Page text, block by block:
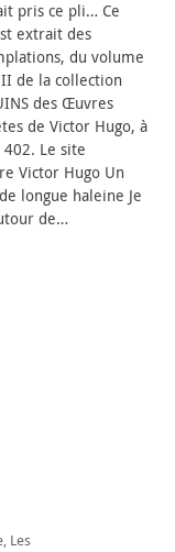
pris ce pli… Ce
extrait des
du volume
de la collection
des Œuvres
de Victor Hugo, à
402. Le site
Victor Hugo Un
longue haleine Je
de…
, Les